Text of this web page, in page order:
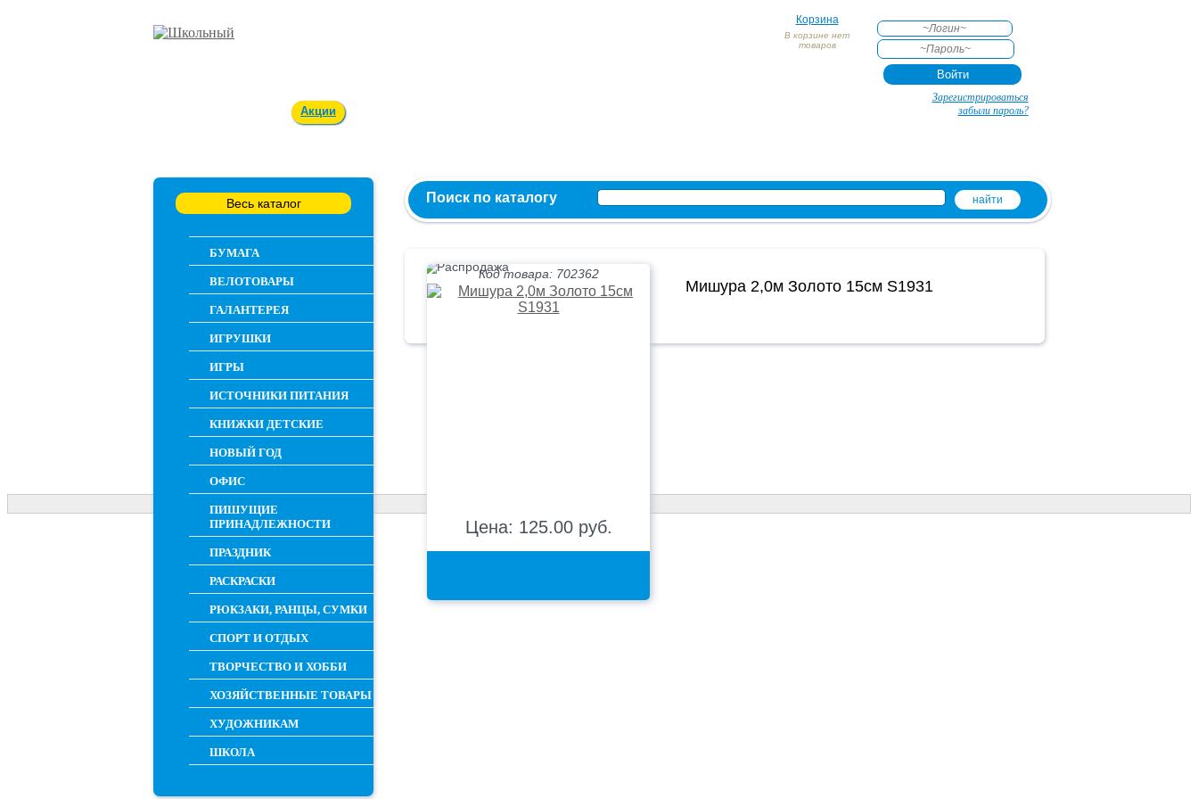
Корзина
В корзине нет
товаров
Зарегистрироваться
забыли пароль?
Акции
Весь каталог
БУМАГА
ВЕЛОТОВАРЫ
ГАЛАНТЕРЕЯ
ИГРУШКИ
ИГРЫ
ИСТОЧНИКИ ПИТАНИЯ
КНИЖКИ ДЕТСКИЕ
НОВЫЙ ГОД
ОФИС
ПИШУЩИЕ
ПРИНАДЛЕЖНОСТИ
ПРАЗДНИК
РАСКРАСКИ
РЮКЗАКИ, РАНЦЫ, СУМКИ
СПОРТ И ОТДЫХ
ТВОРЧЕСТВО И ХОББИ
ХОЗЯЙСТВЕННЫЕ ТОВАРЫ
ХУДОЖНИКАМ
ШКОЛА
Поиск по каталогу
Код товара: 702362
Цена: 125.00 руб.
Мишура 2,0м Золото 15см S1931